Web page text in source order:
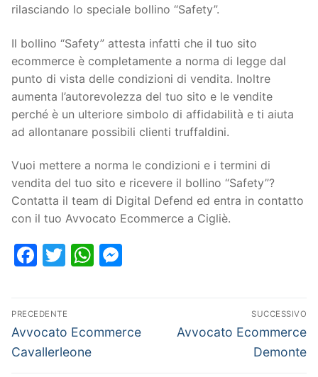
rilasciando lo speciale bollino “Safety”.
Il bollino “Safety” attesta infatti che il tuo sito
ecommerce è completamente a norma di legge dal
punto di vista delle condizioni di vendita. Inoltre
aumenta l’autorevolezza del tuo sito e le vendite
perché è un ulteriore simbolo di affidabilità e ti aiuta
ad allontanare possibili clienti truffaldini.
Vuoi mettere a norma le condizioni e i termini di
vendita del tuo sito e ricevere il bollino “Safety”?
Contatta il team di Digital Defend ed entra in contatto
con il tuo Avvocato Ecommerce a Cigliè.
Facebook
TwitterWhatsApp
PRECEDENTE
Avvocato Ecommerce
Cavallerleone
SUCCESSIVO
Avvocato Ecommerce
Demonte